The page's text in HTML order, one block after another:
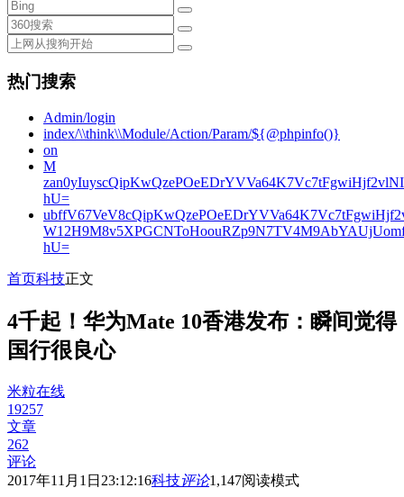
热门搜索
Admin/login
index/\\think\\Module/Action/Param/${@phpinfo()}
on
M
hU=
hU=
首页科技正文
4千起！华为Mate 10香港发布：瞬间觉得
国行很良心
米粒在线
19257
文章
262
评论
2017年11月1日23:12:16科技评论1,147阅读模式